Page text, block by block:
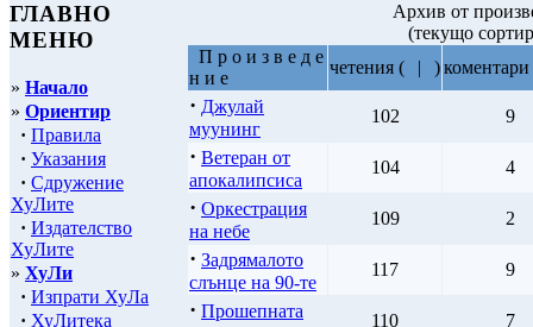
ГЛАВНО
МЕНЮ
» Начало
» Ориентир
· Правила
· Указания
· Сдружение
ХуЛите
· Издателство
ХуЛите
» ХуЛи
· Изпрати ХуЛа
· ХуЛитека
Архив от
(текущо
П р о и з в е д е
н и е
четения ( | )коментари
· Джулай
муунинг
102 9
· Ветеран от
апокалипсиса
104 4
· Оркестрация
на небе
109 2
· Задрямалото
слънце на 90-те
117 9
· Прошепната
110 7